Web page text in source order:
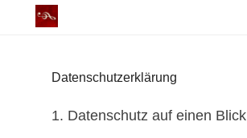
Datenschutz­erklärung
1. Datenschutz auf einen Blick